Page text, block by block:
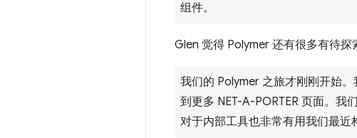
组件。
Glen 觉得 Polymer 还有很多有待探
我们的 Polymer 之旅才刚刚开始
到更多 NET-A-PORTER 页面。我
对于内部工具也非常有用我们最近